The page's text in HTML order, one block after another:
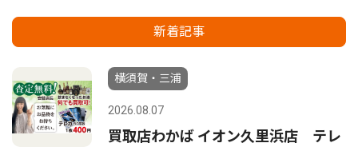
新着記事
横須賀・三浦
2026.08.07
買取店わかば イオン久里浜店 テレ